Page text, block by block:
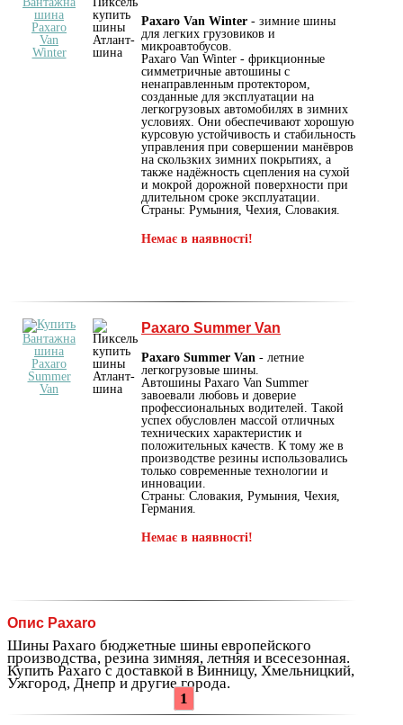
Paxaro Van Winter - зимние шины
для легких грузовиков и
микроавтобусов.
Paxaro Van Winter - фрикционные
симметричные автошины с
ненаправленным протектором,
созданные для эксплуатации на
легкогрузовых автомобилях в зимних
условиях. Они обеспечивают хорошую
курсовую устойчивость и стабильность
управления при совершении манёвров
на скользких зимних покрытиях, а
также надёжность сцепления на сухой
и мокрой дорожной поверхности при
длительном сроке эксплуатации.
Страны: Румыния, Чехия, Словакия.
Немає в наявності!
Paxaro Summer Van
Paxaro Summer Van - летние
легкогрузовые шины.
Автошины Paxaro Van Summer
завоевали любовь и доверие
профессиональных водителей. Такой
успех обусловлен массой отличных
технических характеристик и
положительных качеств. К тому же в
производстве резины использовались
только современные технологии и
инновации.
Страны: Словакия, Румыния, Чехия,
Германия.
Немає в наявності!
Опис Paxaro
Шины Paxaro бюджетные шины европейского
производства, резина зимняя, летняя и всесезонная.
Купить Paxaro с доставкой в Винницу, Хмельницкий,
Ужгород, Днепр и другие города.
1